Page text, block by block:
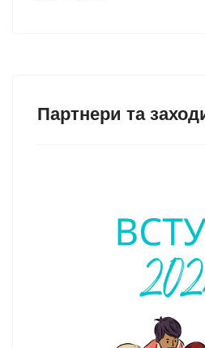
Партнери та